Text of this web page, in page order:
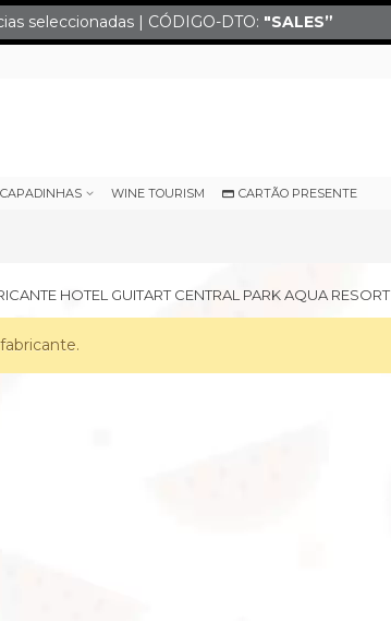
seleccionadas | CÓDIGO-DTO: "SALES”
WINE TOURISM CARTÃO PRESENTE
HOTEL GUITART CENTRAL PARK AQUA RESORT